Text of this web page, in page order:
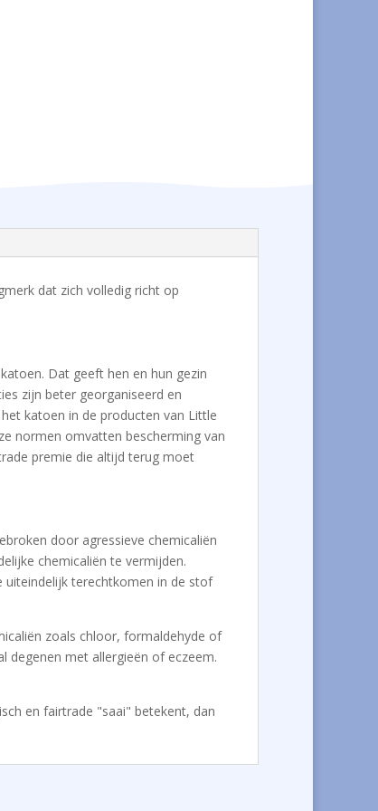
dat zich volledig richt op
Dat geeft hen en hun gezin
zijn beter georganiseerd en
katoen in de producten van Little
normen omvatten bescherming van
premie die altijd terug moet
door agressieve chemicaliën
chemicaliën te vermijden.
uiteindelijk terechtkomen in de stof
zoals chloor, formaldehyde of
degenen met allergieën of eczeem.
en fairtrade "saai" betekent, dan